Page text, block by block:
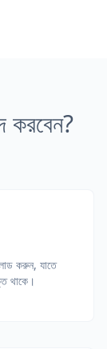
করবেন?
করুন, যাতে
থাকে।